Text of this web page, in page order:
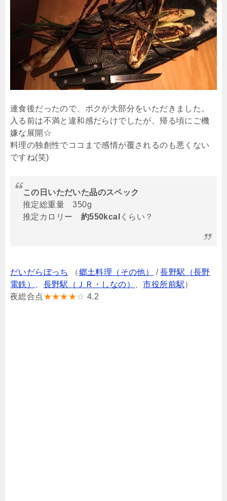
連食後だったので、ボクが大部分をいただきました。
入る前は不満と違和感だらけでしたが、帰る頃にご機
嫌な展開☆
料理の独創性でココまで感情が覆されるのも悪くない
ですね(笑)
この日いただいた品のスペック
推定総重量 350g
推定カロリー 約550kcal くらい？
だいだらぼっち （郷土料理（その他） /長野駅（長野
電鉄）
長野駅（ＪＲ・しなの） 、市役所前駅）
夜総合点★★★★☆ 4.2